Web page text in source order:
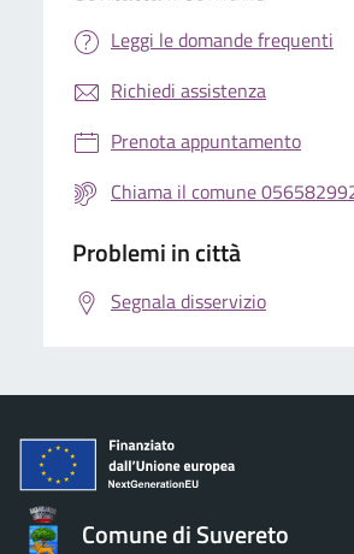
Leggi le domande frequenti
Richiedi assistenza
Prenota appuntamento
Chiama il comune
Problemi in città
Segnala disservizio
Comune di Suvereto